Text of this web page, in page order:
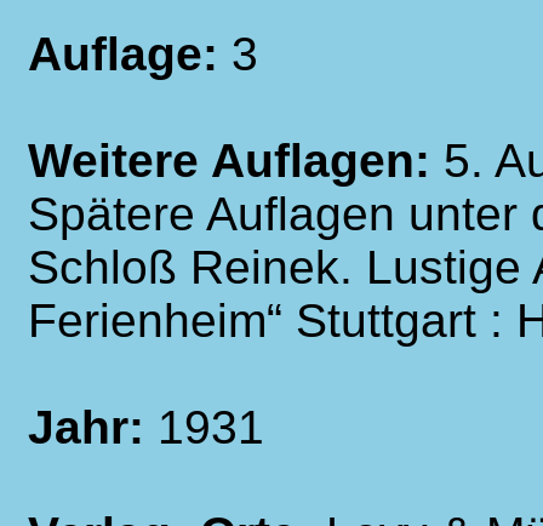
Auflage: 3
Weitere Auflagen: 5.
Spätere Auflagen unter
Schloß Reinek. Lustige
Ferienheim“ Stuttgart :
Jahr: 1931